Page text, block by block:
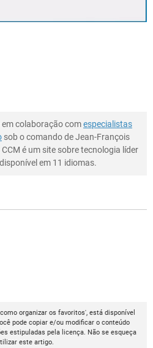
colaboração comespecialistas
sob o comando de Jean-François
é um site sobre tecnologia líder
em 11 idiomas.
organizar os favoritos', está disponível
pode copiar e/ou modificar o conteúdo
estipuladas pela licença. Não se esqueça
este artigo.